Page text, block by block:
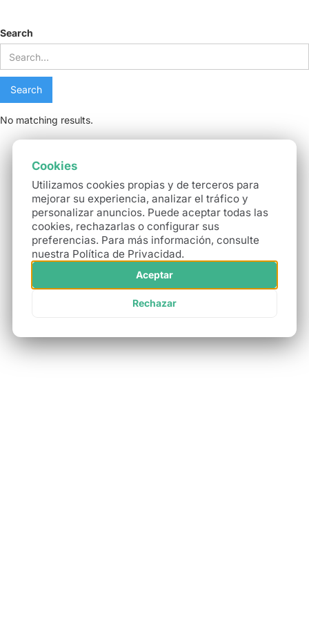
Search
No matching results.
Cookies
Utilizamos cookies propias y de terceros para
mejorar su experiencia, analizar el tráfico y
personalizar anuncios. Puede aceptar todas las
cookies, rechazarlas o configurar sus
preferencias. Para más información, consulte
nuestra Política de Privacidad.
Aceptar
Rechazar